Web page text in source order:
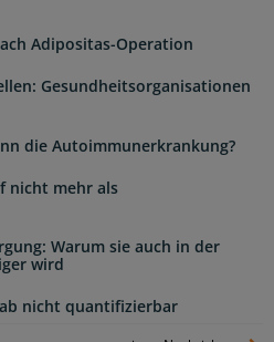
Adipositas-Operation
Gesundheitsorganisationen
die Autoimmunerkrankung?
nicht mehr als
Warum sie auch in der
wird
nicht quantifizierbar